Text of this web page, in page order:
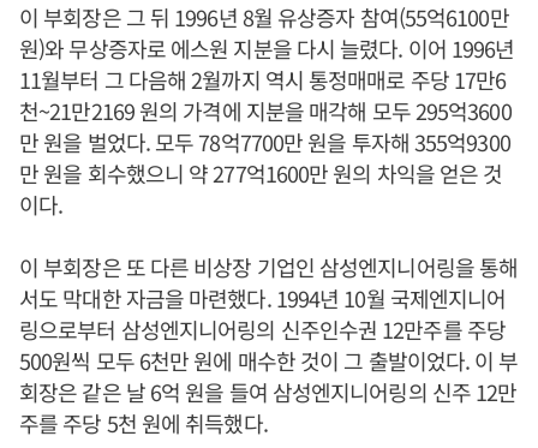
이 부회장은 그 뒤 1996년 8월 유상증자 참여(55억6100만
원)와 무상증자로 에스원 지분을 다시 늘렸다. 이어 1996년
11월부터 그 다음해 2월까지 역시 통정매매로 주당 17만6
천~21만2169 원의 가격에 지분을 매각해 모두 295억3600
만 원을 벌었다. 모두 78억7700만 원을 투자해 355억9300
만 원을 회수했으니 약 277억1600만 원의 차익을 얻은 것
이다.
이 부회장은 또 다른 비상장 기업인 삼성엔지니어링을 통해
서도 막대한 자금을 마련했다. 1994년 10월 국제엔지니어
링으로부터 삼성엔지니어링의 신주인수권 12만주를 주당
500원씩 모두 6천만 원에 매수한 것이 그 출발이었다. 이 부
회장은 같은 날 6억 원을 들여 삼성엔지니어링의 신주 12만
주를 주당 5천 원에 취득했다.